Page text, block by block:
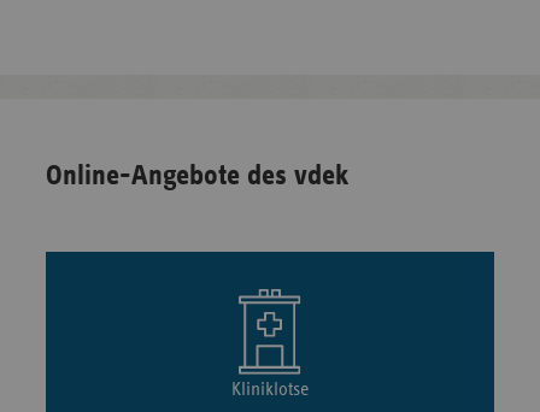
Online-Angebote des vdek
Kliniklotse